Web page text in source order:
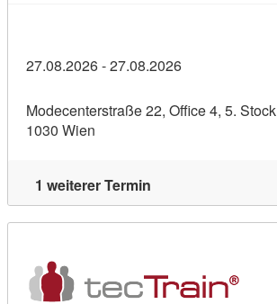
27.08.2026 - 27.08.2026
Modecenterstraße 22, Office 4, 5. Stock
1030 Wien
1 weiterer Termin